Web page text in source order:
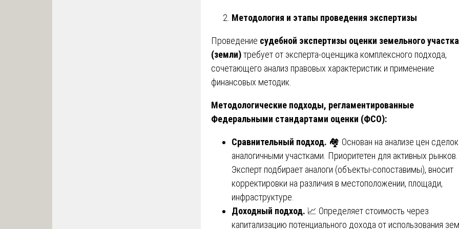
Методология и этапы проведения экспертизы
Проведение судебной экспертизы оценки земельного участка
(земли)требует от эксперта-оценщика комплексного подхода,
сочетающего анализ правовых характеристик и применение
финансовых методик.
Методологические подходы, регламентированные
Федеральными стандартами оценки (ФСО):
Сравнительный подход. 🏘️ Основан на анализе цен
аналогичными участками. Приоритетен для активных рынков.
Эксперт подбирает аналоги (объекты-сопоставимы), вносит
корректировки на различия в местоположении, площади,
инфраструктуре.
Доходный подход. 📈 Определяет стоимость через
капитализацию потенциального дохода от использования